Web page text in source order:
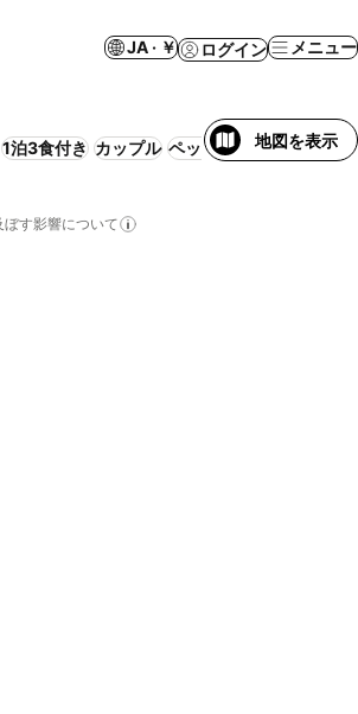
JA · ￥ ログイン メニュー
1泊3食付き カップル ペット可 エアコン １泊
地図を表示
す影響について
加
加